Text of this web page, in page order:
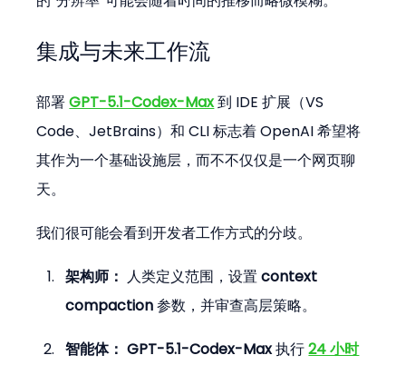
集成与未来工作流
部署 GPT-5.1-Codex-Max 到 IDE 扩展（VS
Code、JetBrains）和 CLI 标志着 OpenAI 希望将
其作为一个基础设施层，而不不仅仅是一个网页聊
天。
我们很可能会看到开发者工作方式的分歧。
架构师： 人类定义范围，设置 context
compaction 参数，并审查高层策略。
智能体： GPT-5.1-Codex-Max 执行 24 小时